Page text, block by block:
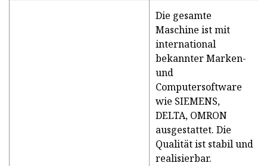
Die gesamte
Maschine ist mit
international
bekannter Marken-
und
Computersoftware
wie SIEMENS,
DELTA, OMRON
ausgestattet. Die
Qualität ist stabil und
realisierbar.